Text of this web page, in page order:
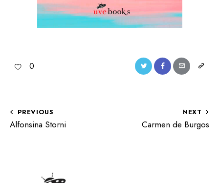
0
PREVIOUS
Alfonsina Storni
NEXT
Carmen de Burgos